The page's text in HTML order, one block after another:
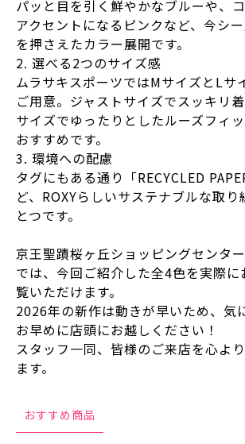
パッと目を引く鮮やかなブルーや、
アクセントになるピンクなど、今シ
を押さえたカラー展開です。
2. 選べる2つのサイズ感
ムラサキスポーツではMサイズとLサ
ご用意。ジャストサイズでスッキリ
サイズでゆったりとしたルーズフィ
おすすめです。
3. 環境への配慮
タグにもある通り「RECYCLED
ど、ROXYらしいサステナブルな取
とつです。
京王聖蹟桜ヶ丘ショッピングセンタ
では、今回ご紹介した全4色を実際に
覧いただけます。
2026年の新作は動きが早いため、気
お早めに店頭にお越しください！
スタッフ一同、皆様のご来店を心よ
ます。
おすすめ商品